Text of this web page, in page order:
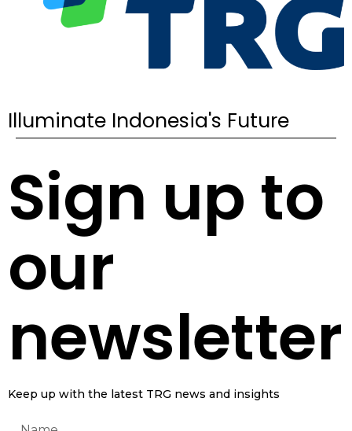
Illuminate Indonesia's Future
Sign up to
our
newsletter
Keep up with the latest TRG news and insights